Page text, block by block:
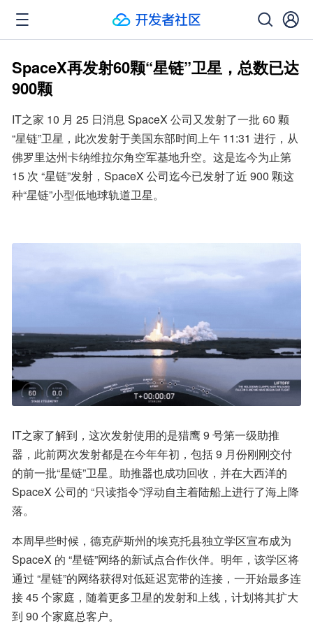
SpaceX再发射60颗“星链”卫星，总数已达
900颗
IT之家 10 月 25 日消息 SpaceX 公司又发射了一批 60 颗
“星链”卫星，此次发射于美国东部时间上午 11:31 进行，从
佛罗里达州卡纳维拉尔角空军基地升空。这是迄今为止第
15 次 “星链”发射，SpaceX 公司迄今已发射了近 900 颗这
种“星链”小型低地球轨道卫星。
IT之家了解到，这次发射使用的是猎鹰 9 号第一级助推
器，此前两次发射都是在今年年初，包括 9 月份刚刚交付
的前一批“星链”卫星。助推器也成功回收，并在大西洋的
SpaceX 公司的 “只读指令”浮动自主着陆船上进行了海上降
落。
本周早些时候，德克萨斯州的埃克托县独立学区宣布成为
SpaceX 的 “星链”网络的新试点合作伙伴。明年，该学区将
通过 “星链”的网络获得对低延迟宽带的连接，一开始最多连
接 45 个家庭，随着更多卫星的发射和上线，计划将其扩大
到 90 个家庭总客户。